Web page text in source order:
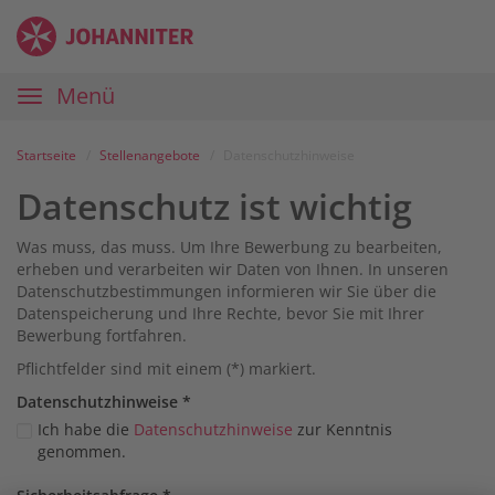
Zum
Inhalt
Anmelden
Zur
Navigation
Zur
Startseite
Karriereportal
Johanniter
Hauptnavigation
Menü
Startseite Stellenangebote
Datenschutz ist wichtig
Was muss, das muss. Um Ihre Bewerbung zu bearbeiten,
erheben und verarbeiten wir Daten von Ihnen. In unseren
Datenschutzbestimmungen informieren wir Sie über die
Datenspeicherung und Ihre Rechte, bevor Sie mit Ihrer
Bewerbung fortfahren.
Pflichtfelder sind mit einem (*) markiert.
Datenschutz­hinweise *
Ich habe die Datenschutzhinweise zur Kenntnis
genommen.